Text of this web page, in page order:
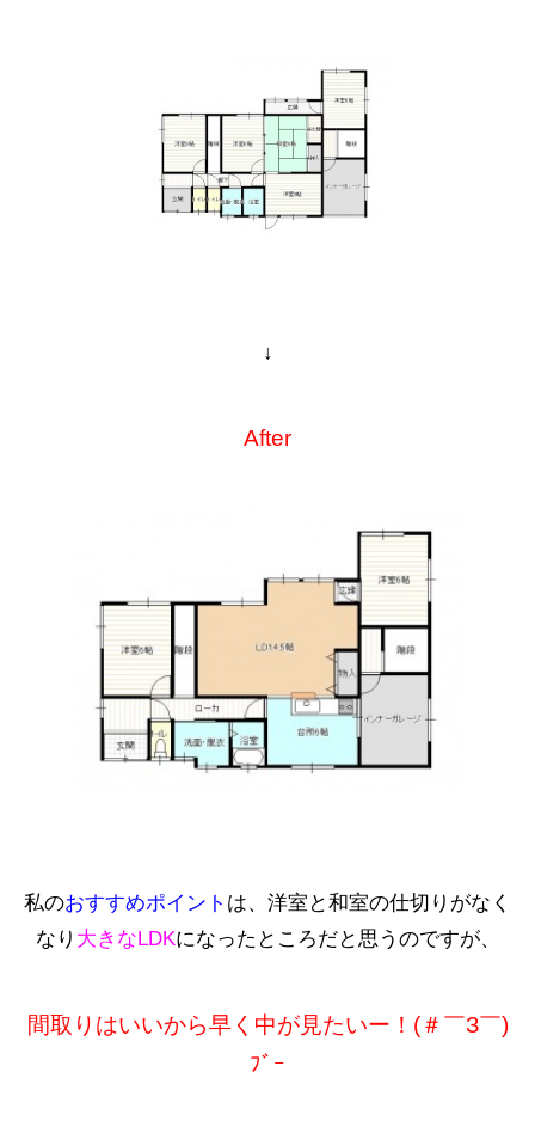
↓
After
私のおすすめポイント は、洋室と和室の仕切りがなく
なり 大きなLDKになったところだと思うのですが、
間取りはいいから早く中が見たいー！(＃￣З￣)
ﾌﾞｰ